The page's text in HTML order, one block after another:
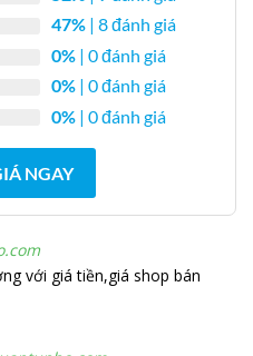
47% | 8 đánh giá
0% | 0 đánh giá
0% | 0 đánh giá
0% | 0 đánh giá
NGAY
với giá tiền,giá shop bán